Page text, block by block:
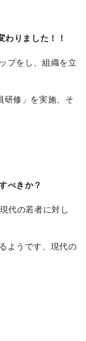
わりました！！
プをし、組織を立
研修」を実施、そ
べきか？
代の若者に対し
ようです、現代の